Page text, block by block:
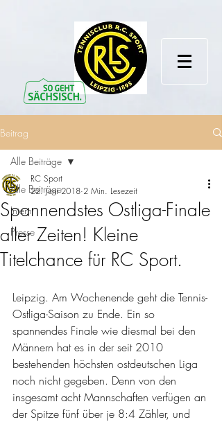
Beitrag
Alle Beiträge
Intern
Presse
Alle Beiträge
Spannendstes Ostliga-Finale
aller Zeiten! Kleine
Titelchance für RC Sport.
RC Sport
22. Juni 2018 2 Min. Lesezeit
Leipzig. Am Wochenende geht die Tennis-
Ostliga-Saison zu Ende. Ein so
spannendes Finale wie diesmal bei den
Männern hat es in der seit 2010
bestehenden höchsten ostdeutschen Liga
noch nicht gegeben. Denn von den
insgesamt acht Mannschaften verfügen an
der Spitze fünf über je 8:4 Zähler, und